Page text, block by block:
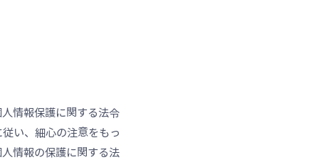
情報保護に関する法令
い、細心の注意をもっ
情報の保護に関する法